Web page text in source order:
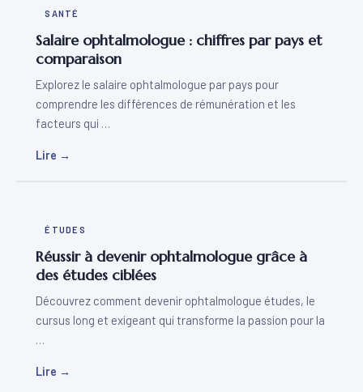
SANTÉ
Salaire ophtalmologue : chiffres par pays et
comparaison
Explorez le salaire ophtalmologue par pays pour
comprendre les différences de rémunération et les
facteurs qui …
Lire →
ÉTUDES
Réussir à devenir ophtalmologue grâce à
des études ciblées
Découvrez comment devenir ophtalmologue études, le
cursus long et exigeant qui transforme la passion pour la
…
Lire →